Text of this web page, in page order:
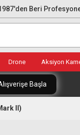
Beri
Drone Aksiyon
Başla
II)